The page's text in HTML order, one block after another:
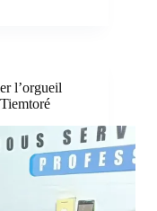
l’orgueil